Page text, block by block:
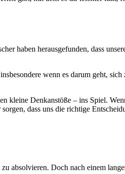
haben herausgefunden, dass
wenn es darum geht,
kleine Denkanstöße – ins Spiel.
dass uns die richtige
absolvieren. Doch nach einem